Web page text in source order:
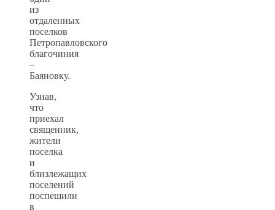
из
отдаленных
поселков
Петропавловского
благочиния
–
Баяновку.
Узнав,
что
приехал
священник,
жители
поселка
и
близлежащих
поселений
поспешили
в